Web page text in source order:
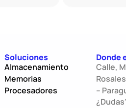
Soluciones
Almacenamiento
Memorias
Procesadores
Donde
Calle,
–